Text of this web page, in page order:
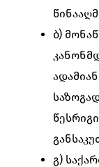
ბ)
გ)